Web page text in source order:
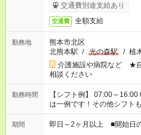
交通費別途支給あり
交通費 全額支給
勤務地
熊本市北区
北熊本駅 / 光の森駅 / 植
介護施設や病院など ★
相談ください
勤務時間
【シフト例】 07:00～16:00
は一例です！その他シフト
期間 即日～2ヶ月以上 ■開始日